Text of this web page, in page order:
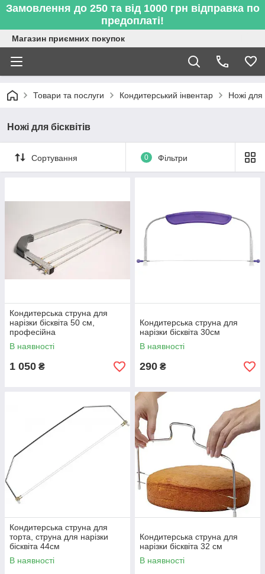
Замовлення до 250 та від 1000 грн відправка по
предоплаті!
Магазин приємних покупок
Товари та послуги Кондитерський інвентар Ножі для
Ножі для бісквітів
Сортування 0 Фільтри
Кондитерська струна для
нарізки бісквіта 50 см,
професійна
В наявності
1 050 ₴
Кондитерська струна для
нарізки бісквіта 30см
В наявності
290 ₴
Кондитерська струна для
торта, струна для нарізки
бісквіта 44см
В наявності
Кондитерська струна для
нарізки бісквіта 32 см
В наявності